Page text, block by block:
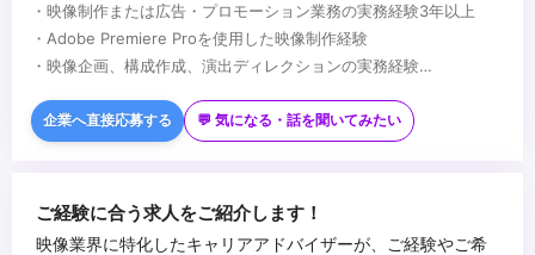
・映像制作または広告・プロモーション業務の実務経験3年以上
・Adobe Premiere Proを使用した映像制作経験
・映像企画、構成作成、演出ディレクションの実務経験
・英語スキル（読み書き・会話いずれか）
・SNS・ショート動画コンテンツの企画経験
...
企業へ直接応募する 💬 気になる・話を聞いてみたい
ご経験に合う求人をご紹介します！
映像業界に特化したキャリアアドバイザーが、ご経験やご希